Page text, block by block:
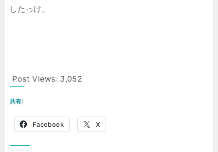
したっけ。
Post Views: 3,052
共有:
Facebook X